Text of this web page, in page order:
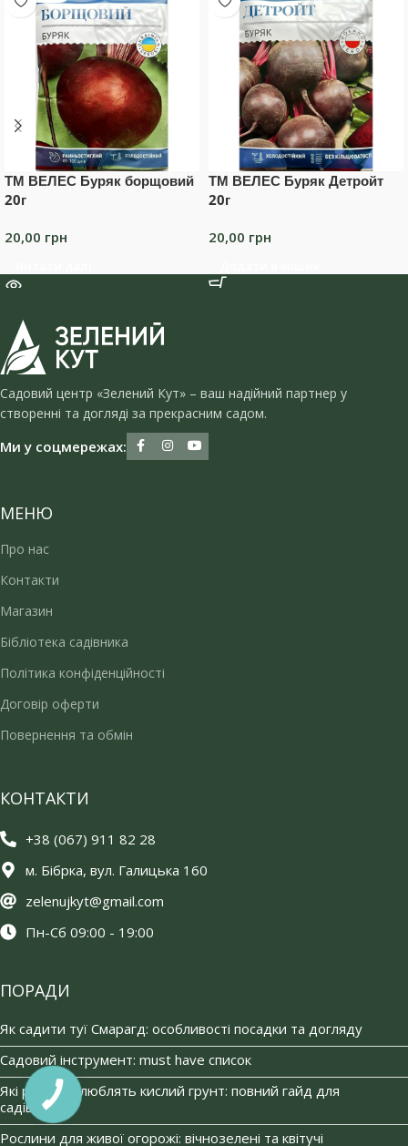
ТМ ВЕЛЕС Буряк борщовий
20г
20,00 грн
ТМ ВЕЛЕС Буряк Детройт
20г
20,00 грн
Садовий центр «Зелений Кут» – ваш надійний партнер у
створенні та догляді за прекрасним садом.
Ми у соцмережах:
МЕНЮ
Про нас
Контакти
Магазин
Бібліотека садівника
Політика конфіденційності
Договір оферти
Повернення та обмін
КОНТАКТИ
+38 (067) 911 82 28
м. Бібрка, вул. Галицька 160
zelenujkyt@gmail.com
Пн-Сб 09:00 - 19:00
ПОРАДИ
Як садити туї Смарагд: особливості посадки та догляду
Садовий інструмент: must have список
Які рослини люблять кислий грунт: повний гайд для
садівників
Рослини для живої огорожі: вічнозелені та квітучі
КНОПКА
ЗВ'ЯЗКУ